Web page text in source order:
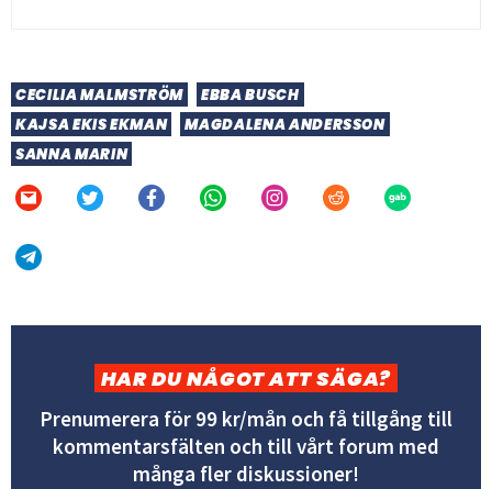
CECILIA MALMSTRÖM
EBBA BUSCH
KAJSA EKIS EKMAN
MAGDALENA ANDERSSON
SANNA MARIN
HAR DU NÅGOT ATT SÄGA?
Prenumerera för 99 kr/mån och få tillgång till
kommentarsfälten och till vårt forum med
många fler diskussioner!